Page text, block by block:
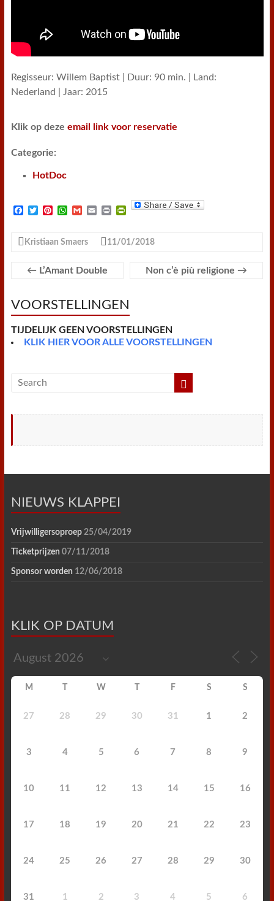
Regisseur: Willem Baptist | Duur: 90 min. | Land:
Nederland | Jaar: 2015
Klik op deze email link voor reservatie
Categorie:
HotDoc
e
o
t
r
t
e
W
t
p
G
i
n
P
n
n
d
l
y
Kristiaan Smaers 11/01/2018
← L’Amant Double Non c’è più religione →
VOORSTELLINGEN
TIJDELIJK GEEN VOORSTELLINGEN
KLIK HIER VOOR ALLE VOORSTELLINGEN
NIEUWS KLAPPEI
Vrijwilligersoproep 25/04/2019
Ticketprijzen 07/11/2018
Sponsor worden 12/06/2018
KLIK OP DATUM
M W F S S
27 28 29 30 31 1 2
3 4 5 6 7 8 9
10 11 12 13 14 15 16
17 18 19 20 21 22 23
24 25 26 27 28 29 30
31 1 2 3 4 5 6